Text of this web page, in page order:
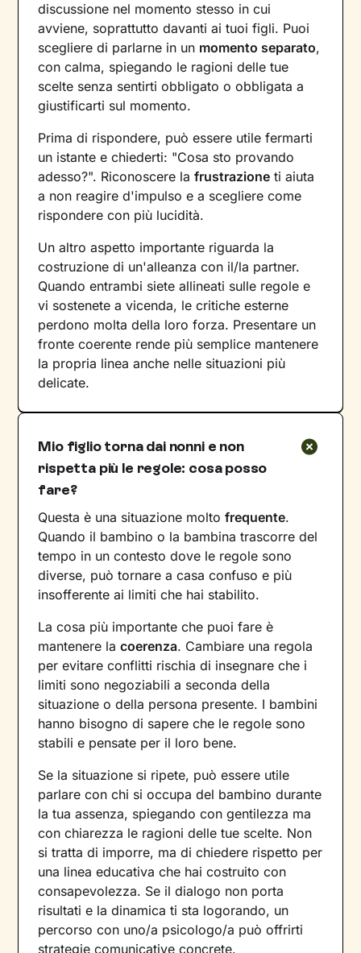
discussione nel momento stesso in cui
avviene, soprattutto davanti ai tuoi figli. Puoi
scegliere di parlarne in un momento separato,
con calma, spiegando le ragioni delle tue
scelte senza sentirti obbligato o obbligata a
giustificarti sul momento.
Prima di rispondere, può essere utile fermarti
un istante e chiederti: "Cosa sto provando
adesso?". Riconoscere lafrustrazione ti aiuta
a non reagire d'impulso e a scegliere come
rispondere con più lucidità.
Un altro aspetto importante riguarda la
costruzione di un'alleanza con il/la partner.
Quando entrambi siete allineati sulle regole e
vi sostenete a vicenda, le critiche esterne
perdono molta della loro forza. Presentare un
fronte coerente rende più semplice mantenere
la propria linea anche nelle situazioni più
delicate.
Mio figlio torna dai nonni e non
rispetta più le regole: cosa posso
fare?
Questa è una situazione moltofrequente.
Quando il bambino o la bambina trascorre del
tempo in un contesto dove le regole sono
diverse, può tornare a casa confuso e più
insofferente ai limiti che hai stabilito.
La cosa più importante che puoi fare è
mantenere lacoerenza. Cambiare una regola
per evitare conflitti rischia di insegnare che i
limiti sono negoziabili a seconda della
situazione o della persona presente. I bambini
hanno bisogno di sapere che le regole sono
stabili e pensate per il loro bene.
Se la situazione si ripete, può essere utile
parlare con chi si occupa del bambino durante
la tua assenza, spiegando con gentilezza ma
con chiarezza le ragioni delle tue scelte. Non
si tratta di imporre, ma di chiedere rispetto per
una linea educativa che hai costruito con
consapevolezza. Se il dialogo non porta
risultati e la dinamica ti sta logorando, un
percorso con uno/a psicologo/a può offrirti
strategie comunicative concrete.